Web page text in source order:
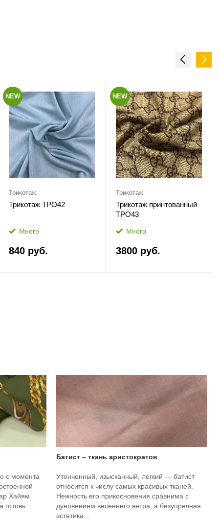
NEW
Трикотаж
Трикотаж ТРО42
Много
840 руб.
NEW
Трикотаж
Трикотаж принтованный
ТРО43
Много
3800 руб.
с момента
Хайям
Батист – ткань аристократов
Утонченный, изысканный, легкий — батист
относится к числу самых красивых тканей.
Нежность его прикосновения сравнима с
дуновением весеннего ветра, а безупречная
эстетика...